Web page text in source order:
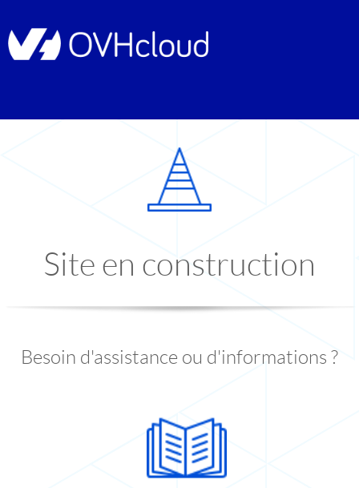
Site en construction
Besoin d'assistance ou d'informations ?